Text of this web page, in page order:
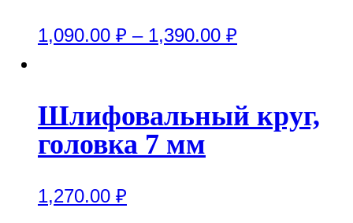
1,090.00 ₽ – 1,390.00 ₽
Шлифовальный круг,
головка 7 мм
1,270.00 ₽